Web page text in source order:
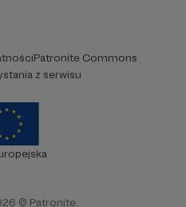
Patronite Commons
z serwisu
© Patronite.